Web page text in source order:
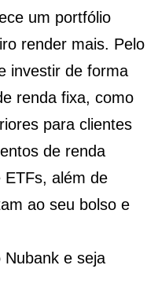
um portfólio
render mais. Pelo
investir de forma
renda fixa, como
para clientes
de renda
ETFs, além de
ao seu bolso e
Nubank e seja